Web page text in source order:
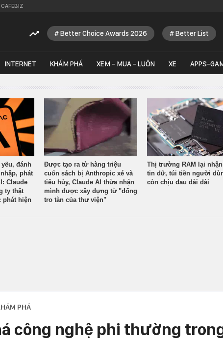
CAFEBIZ
Better Choice Awards 2026 Better List
INTERNET KHÁM PHÁ XEM - MUA - LUÔN XE APPS-
yếu, đánh
phát
Claude
ty thật
phát hiện
Được tạo ra từ hàng triệu
cuốn sách bị Anthropic xé và
tiêu hủy, Claude AI thừa nhận
mình được xây dựng từ "đống
tro tàn của thư viện"
Thị trường RAM lại
tin dữ, túi tiền người
còn chịu đau dài dài
PHÁ
công nghệ phi thường